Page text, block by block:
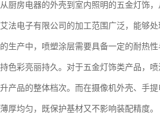
厨房电器的外壳到室内照明的五金灯饰
法电子有限公司的加工范围广泛，能够
生产中，喷塑涂层需要具备一定的耐热
色彩亮丽持久。对于五金灯饰类产品，
产品的整体档次。而在摄像机外壳、手
厚均匀，既保护基材又不影响装配精度。